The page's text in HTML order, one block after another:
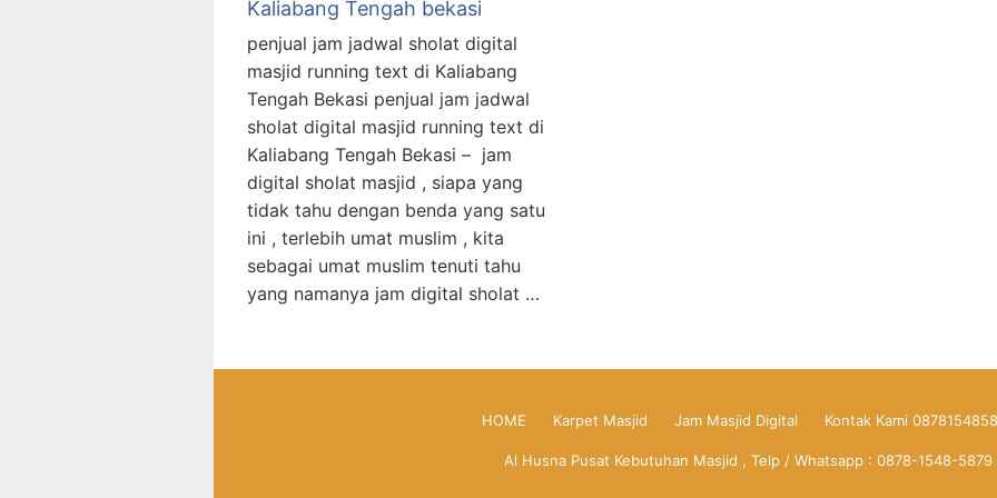
Kaliabang Tengah bekasi
penjual jam jadwal sholat digital
masjid running text di Kaliabang
Tengah Bekasi penjual jam jadwal
sholat digital masjid running text di
Kaliabang Tengah Bekasi – jam
digital sholat masjid , siapa yang
tidak tahu dengan benda yang satu
ini , terlebih umat muslim , kita
sebagai umat muslim tenuti tahu
yang namanya jam digital sholat …
HOME Karpet Masjid Jam Masjid Digital Kontak Kami
Al Husna Pusat Kebutuhan Masjid , Telp / Whatsapp : 0878-1548-5879